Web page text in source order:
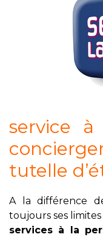
service
tutelle
A la différence
toujours ses
services à la